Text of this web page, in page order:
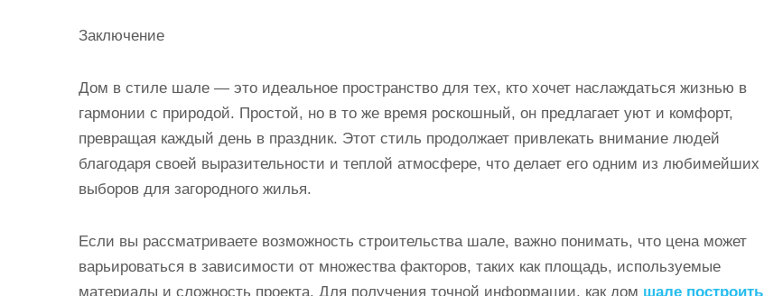
Заключение
Дом в стиле шале — это идеальное пространство для тех, кто хочет наслаждаться жизнью в
гармонии с природой. Простой, но в то же время роскошный, он предлагает уют и комфорт,
превращая каждый день в праздник. Этот стиль продолжает привлекать внимание людей
благодаря своей выразительности и теплой атмосфере, что делает его одним из любимейших
выборов для загородного жилья.
Если вы рассматриваете возможность строительства шале, важно понимать, что цена может
варьироваться в зависимости от множества факторов, таких как площадь, используемые
материалы и сложность проекта. Для получения точной информации, как дом шале построить